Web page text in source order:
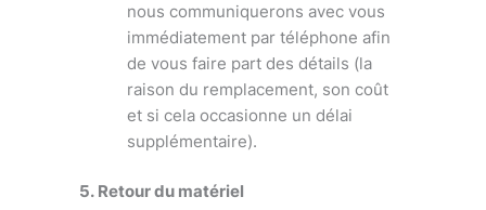
nous communiquerons avec vous
immédiatement par téléphone afin
de vous faire part des détails (la
raison du remplacement, son coût
et si cela occasionne un délai
supplémentaire).
5. Retour du matériel